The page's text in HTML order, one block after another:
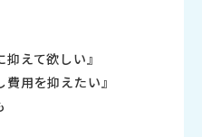
えて欲しい』
用を抑えたい』